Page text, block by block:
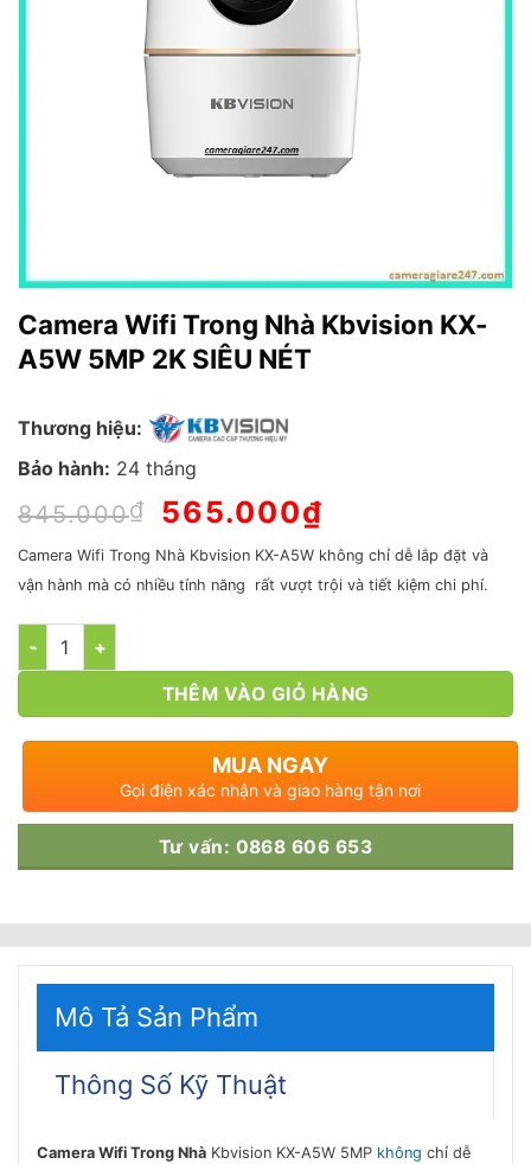
Camera Wifi Trong Nhà Kbvision KX-
A5W 5MP 2K SIÊU NÉT
Thương hiệu:
Bảo hành: 24 tháng
845.000₫
Giá
gốc
là:
845.000₫.
565.000₫
tại
là:
565.000₫.
Camera Wifi Trong Nhà Kbvision KX-A5W không chỉ dễ lắp đặt và
vận hành mà có nhiều tính năng rất vượt trội và tiết kiệm chi phí.
Số lượng
THÊM VÀO GIỎ HÀNG
MUA NGAY
Gọi điện xác nhận và giao hàng tận nơi
Tư vấn: 0868 606 653
Mô Tả Sản Phẩm
Thông Số Kỹ Thuật
Camera Wifi Trong Nhà Kbvision KX-A5W 5MP không chỉ dễ